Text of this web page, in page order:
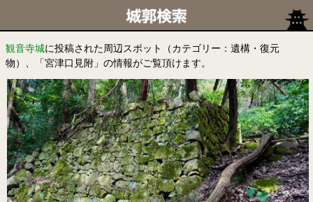
観音寺城に投稿された周辺スポット（カテゴリー：遺構・復元
物）、「宮津口見附」の情報がご覧頂けます。